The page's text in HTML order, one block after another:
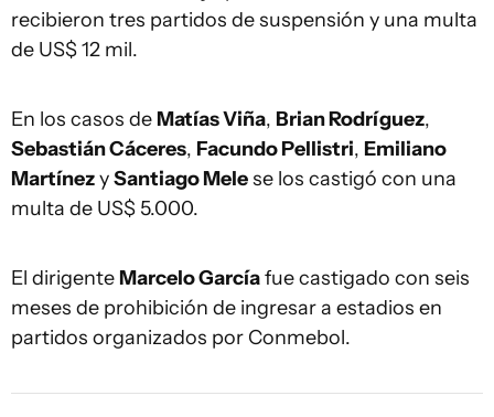
recibieron tres partidos de suspensión y una multa
de US$ 12 mil.
En los casos de Matías Viña, Brian Rodríguez,
Sebastián Cáceres, Facundo Pellistri, Emiliano
MartínezySantiago Melese los castigó con una
multa de US$ 5.000.
El dirigente Marcelo Garcíafue castigado con seis
meses de prohibición de ingresar a estadios en
partidos organizados por Conmebol.